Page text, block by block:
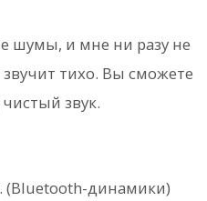
шумы, и мне ни разу не
тихо. Вы сможете
звук.
(Bluetooth-динамики)